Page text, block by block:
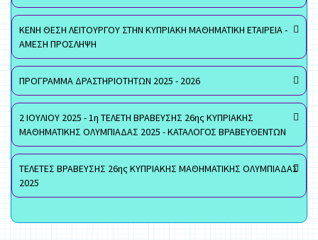
ΚΕΝΗ ΘΕΣΗ ΛΕΙΤΟΥΡΓΟΥ ΣΤΗΝ ΚΥΠΡΙΑΚΗ ΜΑΘΗΜΑΤΙΚΗ ΕΤΑΙΡΕΙΑ -
ΑΜΕΣΗ ΠΡΟΣΛΗΨΗ
ΠΡΟΓΡΑΜΜΑ ΔΡΑΣΤΗΡΙΟΤΗΤΩΝ 2025 - 2026
2 ΙΟΥΛΙΟΥ 2025 - 1η ΤΕΛΕΤΗ ΒΡΑΒΕΥΣΗΣ 26ης ΚΥΠΡΙΑΚΗΣ
ΜΑΘΗΜΑΤΙΚΗΣ ΟΛΥΜΠΙΑΔΑΣ 2025 - ΚΑΤΑΛΟΓΟΣ ΒΡΑΒΕΥΘΕΝΤΩΝ
ΤΕΛΕΤΕΣ ΒΡΑΒΕΥΣΗΣ 26ης ΚΥΠΡΙΑΚΗΣ ΜΑΘΗΜΑΤΙΚΗΣ ΟΛΥΜΠΙΑΔΑΣ
2025